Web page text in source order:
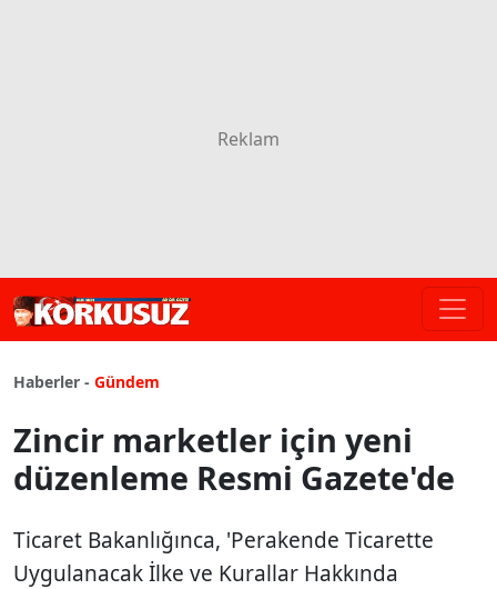
Haberler - Gündem
Zincir marketler için yeni
düzenleme Resmi Gazete'de
Ticaret Bakanlığınca, 'Perakende Ticarette
Uygulanacak İlke ve Kurallar Hakkında